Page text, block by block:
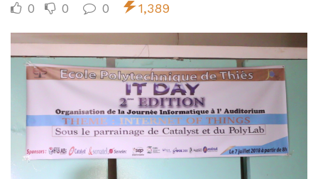
0 0 0 1,389